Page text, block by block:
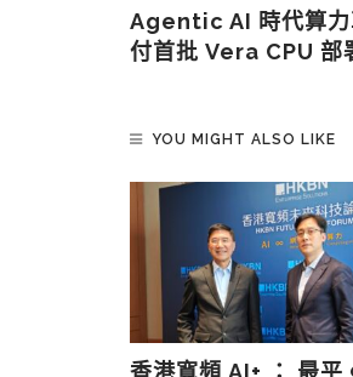
Agentic AI 時代算力
付首批 Vera CPU 部
YOU MIGHT ALSO LIKE